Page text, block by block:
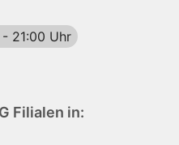
- 21:00 Uhr
Filialen in: